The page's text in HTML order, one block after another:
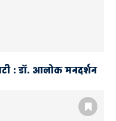
: डॉ. आलोक मनदर्शन